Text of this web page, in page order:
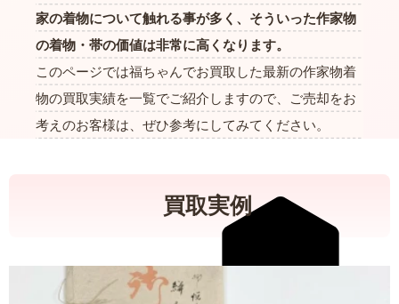
家の着物について触れる事が多く、そういった作家物
の着物・帯の価値は非常に高くなります。
このページでは福ちゃんでお買取した最新の作家物着
物の買取実績を一覧でご紹介しますので、ご売却をお
考えのお客様は、ぜひ参考にしてみてください。
買取実例